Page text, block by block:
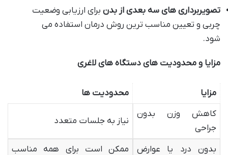
تصویربرداری های سه بعدی از بدن برای ارزیابی وضعیت
چربی و تعیین مناسب ترین روش درمان استفاده می
شود.
مزایا و محدودیت های دستگاه های لاغری
مزایا
محدودیت ها
کاهش وزن بدون
جراحی
نیاز به جلسات متعدد
بدون درد یا عوارض
ممکن است برای همه مناسب